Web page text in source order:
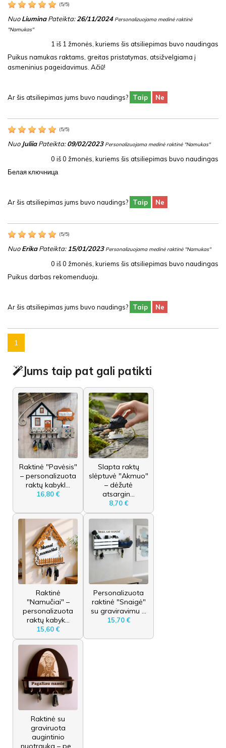
(5/5)
NuoLiuminaPateikta:26/11/2024 Personalizuojama medinė raktinė
"Namukas"
1 iš 1 žmonės, kuriems šis atsiliepimas buvo naudingas
Puikus namukas raktams, greitas pristatymas, atsižvelgiama į
asmeninius pageidavimus. Ačiū!
Ar šis atsiliepimas jums buvo naudings? Taip Ne
(5/5)
Nuo JuliiaPateikta:09/02/2023 Personalizuojama medinė raktinė "Namukas"
0 iš0 žmonės, kuriems šis atsiliepimas buvo naudingas
Белая ключница
Ar šis atsiliepimas jums buvo naudings? Taip Ne
(5/5)
NuoErikaPateikta: 15/01/2023 Personalizuojama medinė raktinė "Namukas"
0 iš0 žmonės, kuriems šis atsiliepimas buvo naudingas
Puikus darbas rekomenduoju.
Ar šis atsiliepimas jums buvo naudings? Taip Ne
1
Jums taip pat gali patikti
Raktinė "Pavėsis"
– personalizuota
raktų kabykl...
16,80 €
Slapta raktų
slėptuvė "Akmuo"
– dėžutė
atsargin...
8,70 €
Raktinė
"Namučiai" –
personalizuota
raktų kabyk...
15,60 €
Personalizuota
raktinė "Snaigė"
su graviravimu ...
15,70 €
Raktinė su
graviruota
augintinio
nuotrauka – pe...